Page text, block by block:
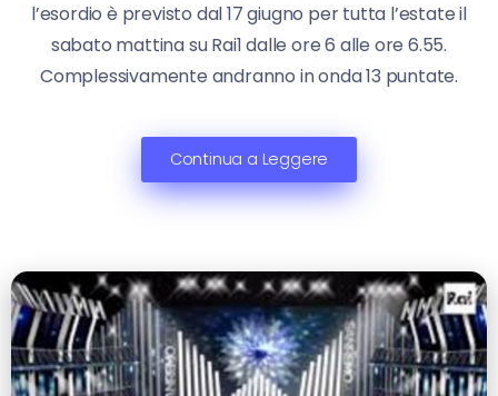
l’esordio è previsto dal 17 giugno per tutta l’estate il
sabato mattina su Rai1 dalle ore 6 alle ore 6.55.
Complessivamente andranno in onda 13 puntate.
Continua a Leggere